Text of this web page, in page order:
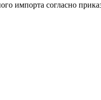
импорта согласно